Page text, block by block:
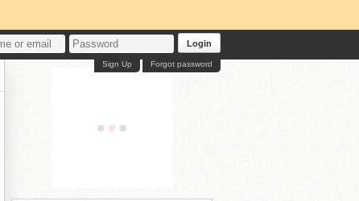
Login
Forgot password
Sign Up